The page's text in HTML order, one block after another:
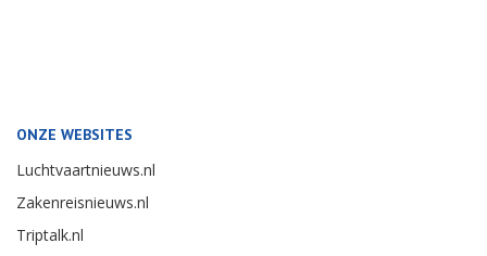
ONZE WEBSITES
Luchtvaartnieuws.nl
Zakenreisnieuws.nl
Triptalk.nl